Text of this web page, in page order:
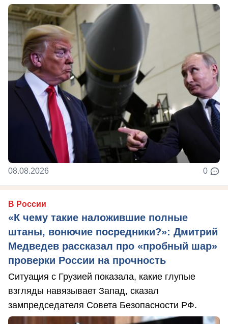
08.08.2026 0
В России
«К чему такие наложившие полные
штаны, вонючие посредники?»: Дмитрий
Медведев рассказал про «пробный шар»
проверки России на прочность
Ситуация с Грузией показала, какие глупые
взгляды навязывает Запад, сказал
зампредседателя Совета Безопасности РФ.